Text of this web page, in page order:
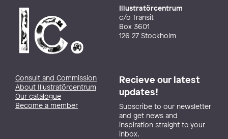
Illustratörcentrum
c/o Transit
Box 3601
126 27 Stockholm
Consult and Commission
About Illustratörcentrum
Our catalogue
Become a member
Recieve our latest
updates!
Subscribe to our newsletter
and get news and
inspiration straight to your
inbox.